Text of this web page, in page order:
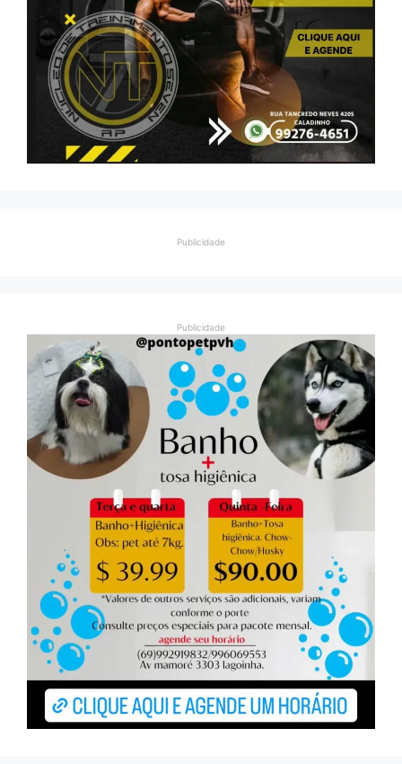
Publicidade
Publicidade